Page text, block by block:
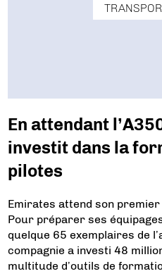
En attendant
investit dans la
pilotes
Emirates attend son
Pour préparer ses
quelque 65 exemplaires de
compagnie a investi 48
multitude d’outils de